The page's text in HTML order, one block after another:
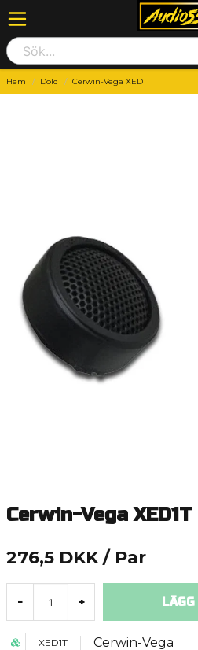
Hem Dold Cerwin-Vega XED1T
Cerwin-Vega XED1T
276,5 DKK / Par
- +
XED1T Cerwin-Vega